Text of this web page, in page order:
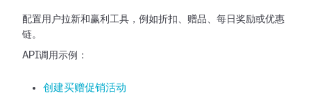
配置用户拉新和赢利工具，例如折扣、赠品、每日奖励或优惠
链。
API调用示例：
创建买赠促销活动